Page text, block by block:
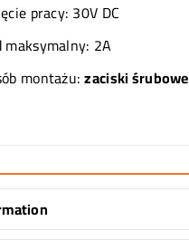
pracy: 30V DC
maksymalny: 2A
montażu:zaciski śrubowe